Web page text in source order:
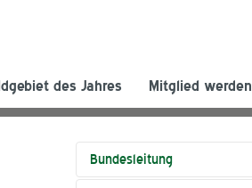
des Jahres Mitglied werden
Bundesleitung